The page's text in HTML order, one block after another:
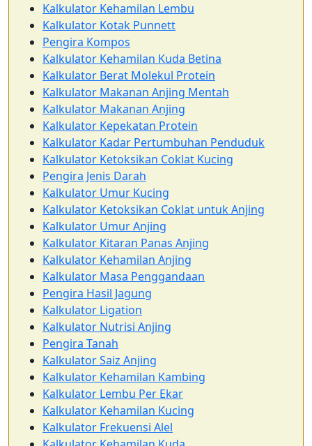
Kalkulator Kehamilan Lembu
Kalkulator Kotak Punnett
Pengira Kompos
Kalkulator Kehamilan Kuda Betina
Kalkulator Berat Molekul Protein
Kalkulator Makanan Anjing Mentah
Kalkulator Makanan Anjing
Kalkulator Kepekatan Protein
Kalkulator Kadar Pertumbuhan Penduduk
Kalkulator Ketoksikan Coklat Kucing
Pengira Jenis Darah
Kalkulator Umur Kucing
Kalkulator Ketoksikan Coklat untuk Anjing
Kalkulator Umur Anjing
Kalkulator Kitaran Panas Anjing
Kalkulator Kehamilan Anjing
Kalkulator Masa Penggandaan
Pengira Hasil Jagung
Kalkulator Ligation
Kalkulator Nutrisi Anjing
Pengira Tanah
Kalkulator Saiz Anjing
Kalkulator Kehamilan Kambing
Kalkulator Lembu Per Ekar
Kalkulator Kehamilan Kucing
Kalkulator Frekuensi Alel